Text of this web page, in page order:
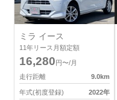
ミラ イース
11年リース月額定額
16,280円〜/月
走行距離
9.0km
年式(初度登録) 2022年